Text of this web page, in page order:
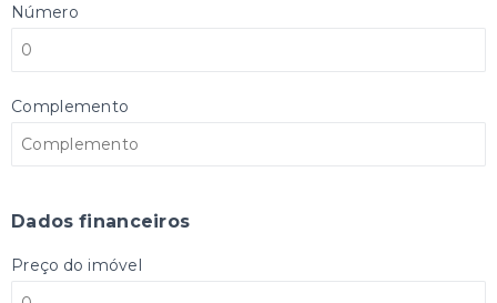
Número
Complemento
Dados financeiros
Preço do imóvel